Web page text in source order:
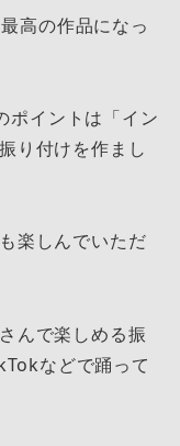
高の作品になっ
ポイントは「イン
り付けを作まし
楽しんでいただ
んで楽しめる振
などで踊って